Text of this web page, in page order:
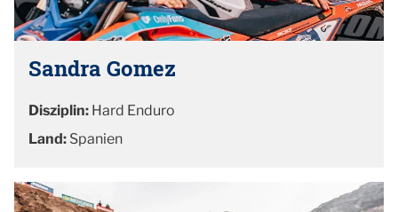
Sandra Gomez
Disziplin: Hard Enduro
Land: Spanien